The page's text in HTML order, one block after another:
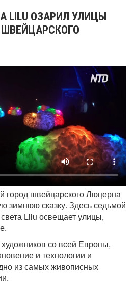
LILU ОЗАРИЛ УЛИЦЫ
город швейцарского Люцерна
зимнюю сказку. Здесь седьмой
Lilu освещает улицы,
со всей Европы,
и технологии и
из самых живописных